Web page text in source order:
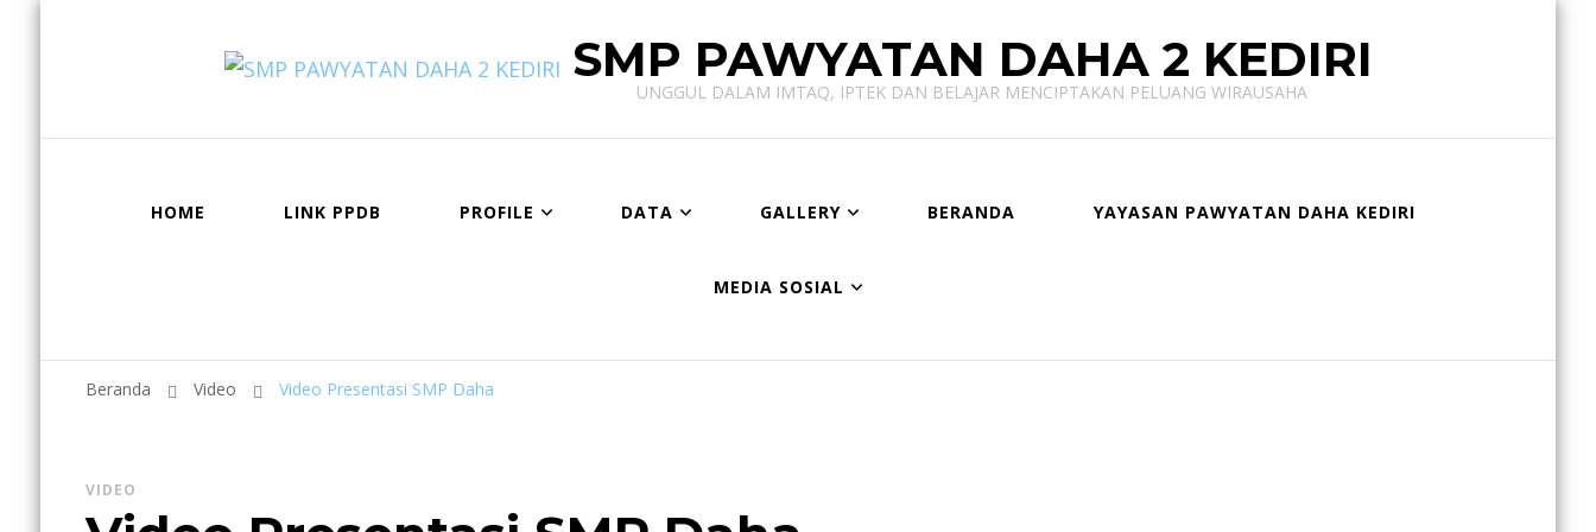
SMP PAWYATAN DAHA 2 KEDIRI
UNGGUL DALAM IMTAQ, IPTEK DAN BELAJAR MENCIPTAKAN PELUANG WIRAUSAHA
HOME LINK PPDB PROFILE DATA GALLERY BERANDA YAYASAN PAWYATAN DAHA KEDIRI
MEDIA SOSIAL
Beranda Video Video Presentasi SMP Daha
VIDEO